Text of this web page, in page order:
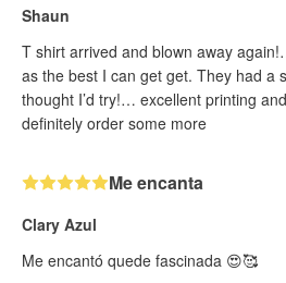
Shaun
T shirt arrived and blown away
as the best I can get get. They had a
thought I’d try!… excellent printing
definitely order some more
Me encanta
Clary Azul
Me encantó quede fascinada 😍🥰